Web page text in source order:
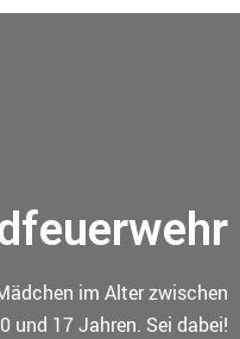
im Alter zwischen
und 17 Jahren. Sei dabei!